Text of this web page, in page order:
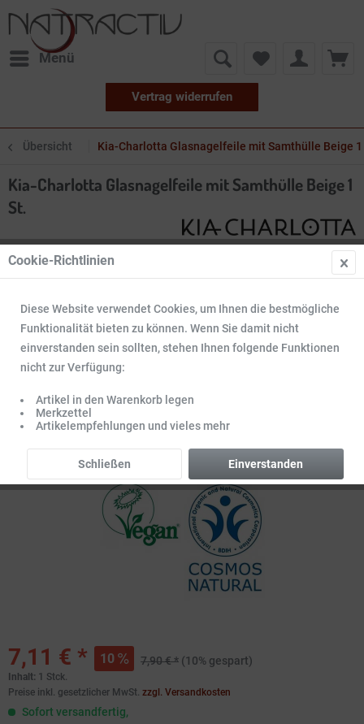
Menü
Vertrag widerrufen
Übersicht Kia-Charlotta Glasnagelfeile mit Samthülle Beige 1
Kia-Charlotta Glasnagelfeile mit Samthülle Beige 1
St.
7,11 € * 10 7,90 € * (10% gespart)
Inhalt: 1 Stck.
Preise inkl. gesetzlicher MwSt. zzgl. Versandkosten
Sofort versandfertig,
Cookie-Richtlinien
Diese Website verwendet Cookies, um Ihnen die bestmögliche
Funktionalität bieten zu können. Wenn Sie damit nicht
einverstanden sein sollten, stehen Ihnen folgende Funktionen
nicht zur Verfügung:
Artikel in den Warenkorb legen
Merkzettel
Artikelempfehlungen und vieles mehr
Einverstanden
Schließen